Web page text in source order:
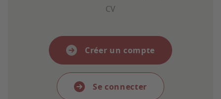
CV
Créer un compte
Se connecter